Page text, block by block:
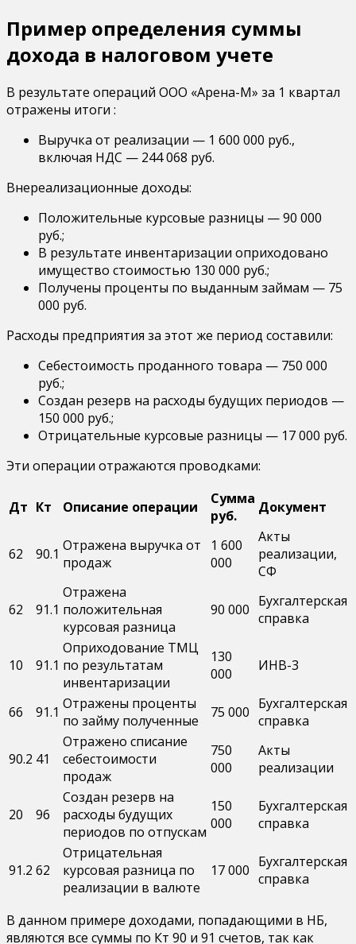
Пример определения суммы
дохода в налоговом учете
В результате операций ООО «Арена-М» за 1 квартал
отражены итоги :
Выручка от реализации — 1 600 000 руб.,
включая НДС — 244 068 руб.
Внереализационные доходы:
Положительные курсовые разницы — 90 000
руб.;
В результате инвентаризации оприходовано
имущество стоимостью 130 000 руб.;
Получены проценты по выданным займам — 75
000 руб.
Расходы предприятия за этот же период составили:
Себестоимость проданного товара — 750 000
руб.;
Создан резерв на расходы будущих периодов —
150 000 руб.;
Отрицательные курсовые разницы — 17 000 руб.
Эти операции отражаются проводками:
Дт Кт Описание операции
Сумма
руб.
Документ
62 90.1 Отражена выручка от
продаж
1 600
000
Акты
реализации,
СФ
62 91.1
Отражена
положительная
курсовая разница
90 000 Бухгалтерская
справка
10 91.1
Оприходование ТМЦ
по результатам
инвентаризации
130
000
ИНВ-3
66 91.1 Отражены проценты
по займу полученные
75 000 Бухгалтерская
справка
90.2 41
Отражено списание
себестоимости
продаж
750
000
Акты
реализации
20 96
Создан резерв на
расходы будущих
периодов по отпускам
150
000
Бухгалтерская
справка
91.2 62
Отрицательная
курсовая разница по
реализации в валюте
17 000 Бухгалтерская
справка
В данном примере доходами, попадающими в НБ,
являются все суммы по Кт 90 и 91 счетов, так как